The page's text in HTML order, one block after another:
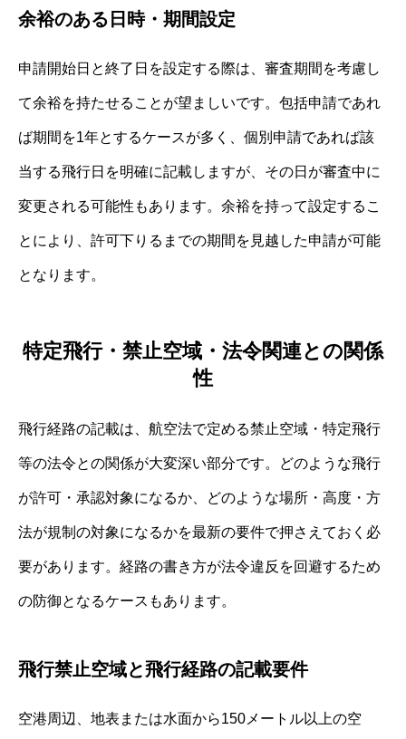
余裕のある日時・期間設定
申請開始日と終了日を設定する際は、審査期間を考慮し
て余裕を持たせることが望ましいです。包括申請であれ
ば期間を1年とするケースが多く、個別申請であれば該
当する飛行日を明確に記載しますが、その日が審査中に
変更される可能性もあります。余裕を持って設定するこ
とにより、許可下りるまでの期間を見越した申請が可能
となります。
特定飛行・禁止空域・法令関連との関係
性
飛行経路の記載は、航空法で定める禁止空域・特定飛行
等の法令との関係が大変深い部分です。どのような飛行
が許可・承認対象になるか、どのような場所・高度・方
法が規制の対象になるかを最新の要件で押さえておく必
要があります。経路の書き方が法令違反を回避するため
の防御となるケースもあります。
飛行禁止空域と飛行経路の記載要件
空港周辺、地表または水面から150メートル以上の空